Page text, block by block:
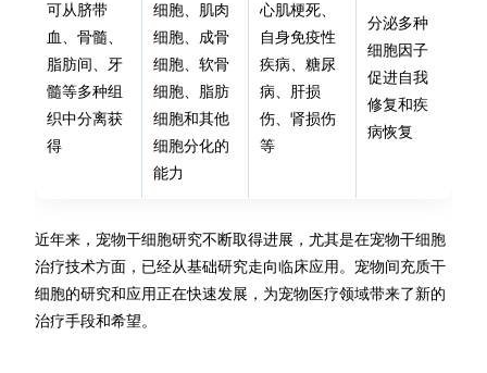
可从脐带
血、骨髓、
脂肪间、牙
髓等多种组
织中分离获
得
细胞、肌肉
细胞、成骨
细胞、软骨
细胞、脂肪
细胞和其他
细胞分化的
能力
心肌梗死、
自身免疫性
疾病、糖尿
病、肝损
伤、肾损伤
等
分泌多种
细胞因子
促进自我
修复和疾
病恢复
近年来，宠物干细胞研究不断取得进展，尤其是在宠物干细胞
治疗技术方面，已经从基础研究走向临床应用。宠物间充质干
细胞的研究和应用正在快速发展，为宠物医疗领域带来了新的
治疗手段和希望。